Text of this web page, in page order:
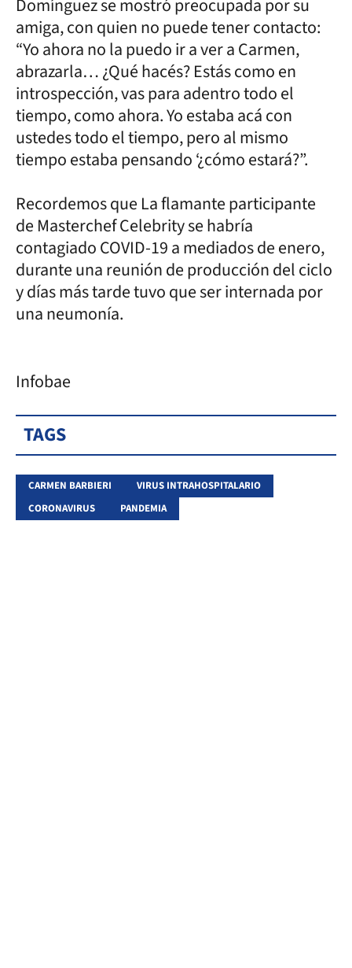
Domínguez se mostró preocupada por su
amiga, con quien no puede tener contacto:
“Yo ahora no la puedo ir a ver a Carmen,
abrazarla… ¿Qué hacés? Estás como en
introspección, vas para adentro todo el
tiempo, como ahora. Yo estaba acá con
ustedes todo el tiempo, pero al mismo
tiempo estaba pensando ‘¿cómo estará?”.
Recordemos que La flamante participante
de Masterchef Celebrity se habría
contagiado COVID-19 a mediados de enero,
durante una reunión de producción del ciclo
y días más tarde tuvo que ser internada por
una neumonía.
Infobae
TAGS
CARMEN BARBIERI
VIRUS INTRAHOSPITALARIO
CORONAVIRUS
PANDEMIA